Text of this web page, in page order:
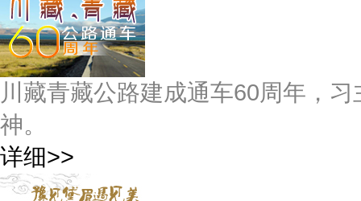
川藏青藏公路建成通车60周年，
神。
详细>>